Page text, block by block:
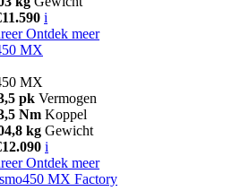
i
Ontdek meer
MX
MX
pk Vermogen
Nm Koppel
kg Gewicht
i
Ontdek meer
MX Factory